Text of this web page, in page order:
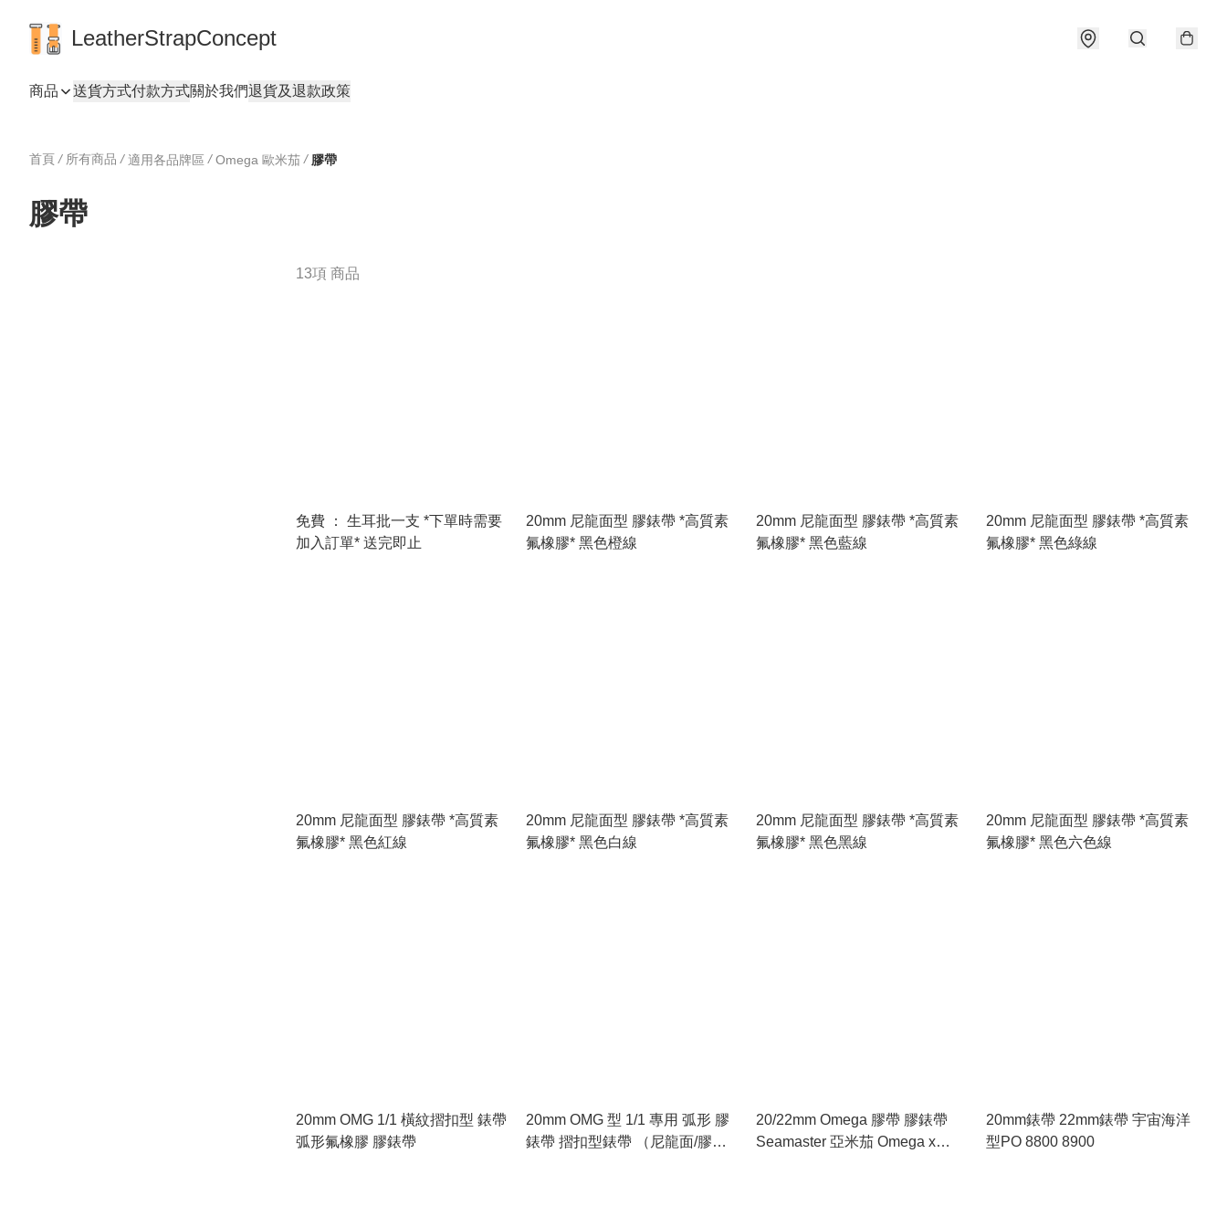
LeatherStrapConcept
商品 送貨方式付款方式關於我們退貨及退款政策
首頁 / 所有商品 / 適用各品牌區 / Omega 歐米茄 / 膠帶
膠帶
13項 商品
免費 ： 生耳批一支 *下單時需要
加入訂單* 送完即止
20mm 尼龍面型 膠錶帶 *高質素
氟橡膠* 黑色橙線
20mm 尼龍面型 膠錶帶 *高質素
氟橡膠* 黑色藍線
20mm 尼龍面型 膠錶帶 *高質素
氟橡膠* 黑色綠線
20mm 尼龍面型 膠錶帶 *高質素
氟橡膠* 黑色紅線
20mm 尼龍面型 膠錶帶 *高質素
氟橡膠* 黑色白線
20mm 尼龍面型 膠錶帶 *高質素
氟橡膠* 黑色黑線
20mm 尼龍面型 膠錶帶 *高質素
氟橡膠* 黑色六色線
20mm OMG 1/1 橫紋摺扣型 錶帶
弧形氟橡膠 膠錶帶
20mm OMG 型 1/1 專用 弧形 膠
錶帶 摺扣型錶帶 （尼龍面/膠帶
20/22mm Omega 膠帶 膠錶帶
Seamaster 亞米茄 Omega x
20mm錶帶 22mm錶帶 宇宙海洋
型PO 8800 8900